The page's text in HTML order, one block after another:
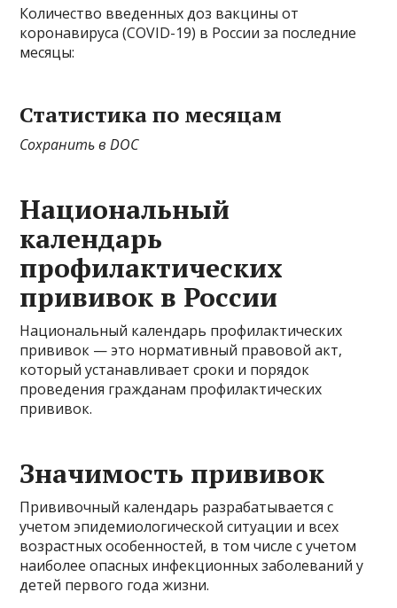
Количество введенных доз вакцины от
коронавируса (COVID-19) в России за последние
месяцы:
Статистика по месяцам
Сохранить в DOC
Национальный
календарь
профилактических
прививок в России
Национальный календарь профилактических
прививок — это нормативный правовой акт,
который устанавливает сроки и порядок
проведения гражданам профилактических
прививок.
Значимость прививок
Прививочный календарь разрабатывается с
учетом эпидемиологической ситуации и всех
возрастных особенностей, в том числе с учетом
наиболее опасных инфекционных заболеваний у
детей первого года жизни.